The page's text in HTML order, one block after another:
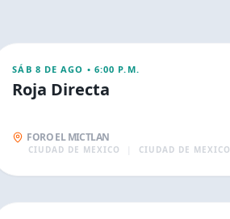
CONCIERTOS
SÁB 8 DE AGO • 6:00 P.M.
Roja Directa
FORO EL MICTLAN
CIUDAD DE MEXICO CIUDAD DE MEXICO